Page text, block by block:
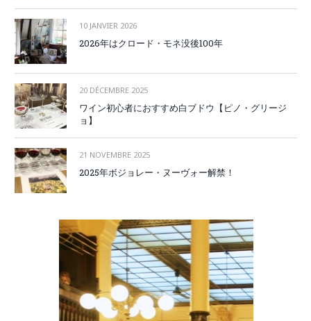
10 JANVIER 2026
2026年はクロード・モネ没後100年
20 DÉCEMBRE 2025
ワイン初心者におすすめ白ブドウ【ピノ・グリージ
ョ】
21 NOVEMBRE 2025
2025年ボジョレー・ヌーヴォー解禁！